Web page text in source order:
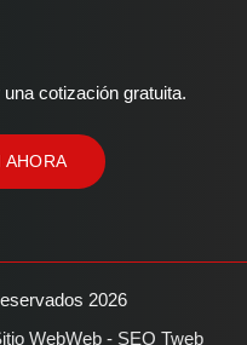
cotización gratuita.
AHORA
2026
WebWeb - SEO Tweb